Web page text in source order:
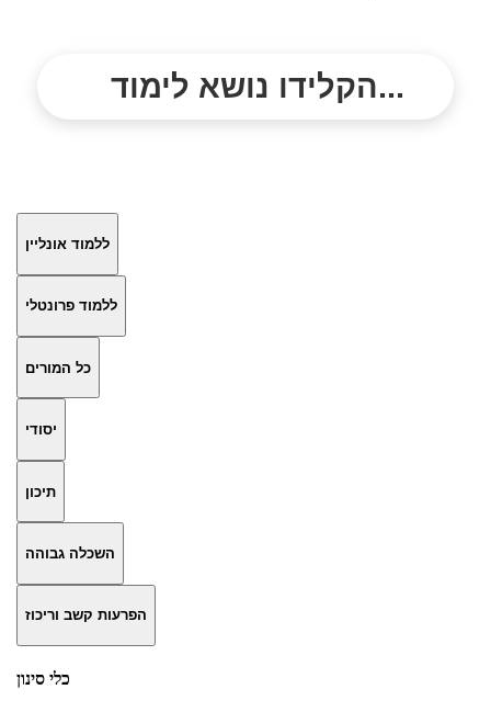
הקלידו נושא לימוד...
ללמוד אונליין
ללמוד פרונטלי
כל המורים
יסודי
תיכון
השכלה גבוהה
הפרעות קשב וריכוז
כלי סינון